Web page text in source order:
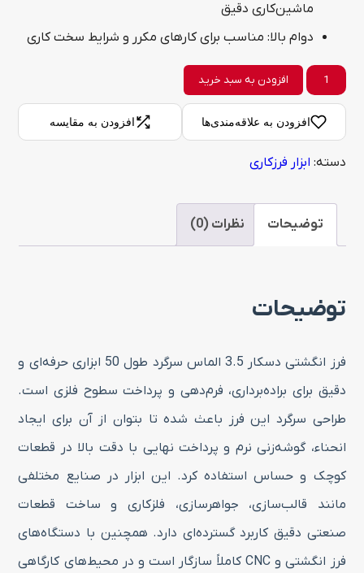
ماشین‌کاری دقیق
دوام بالا: مناسب برای کارهای مکرر و شرایط سخت کاری
فرز
انگشتی
دسکار
3.5
سرگرد
طول
عدد
افزودن به سبد خرید
افزودن به علاقه‌مندی‌ها افزودن به مقایسه
دسته: ابزار فرزکاری
توضیحات نظرات (0)
توضیحات
فرز انگشتی دسکار 3.5 الماس سرگرد طول 50 ابزاری حرفه‌ای و
دقیق برای براده‌برداری، فرم‌دهی و پرداخت سطوح فلزی است.
طراحی سرگرد این فرز باعث شده تا بتوان از آن برای ایجاد
انحناء، گوشه‌زنی نرم و پرداخت نهایی با دقت بالا در قطعات
کوچک و حساس استفاده کرد. این ابزار در صنایع مختلفی
مانند قالب‌سازی، جواهرسازی، فلزکاری و ساخت قطعات
صنعتی دقیق کاربرد گسترده‌ای دارد. همچنین با دستگاه‌های
فرز انگشتی و CNC کاملاً سازگار است و در محیط‌های کارگاهی